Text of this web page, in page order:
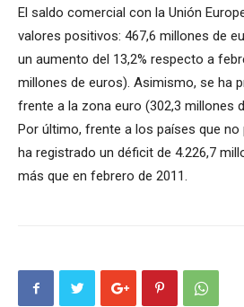
El saldo comercial con la Unión
valores positivos: 467,6 millones de
un aumento del 13,2% respecto a
millones de euros). Asimismo, se ha
frente a la zona euro (302,3 millones
Por último, frente a los países que no
ha registrado un déficit de 4.226,7
más que en febrero de 2011.